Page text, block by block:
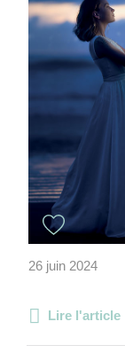
26 juin 2024
Lire l'article